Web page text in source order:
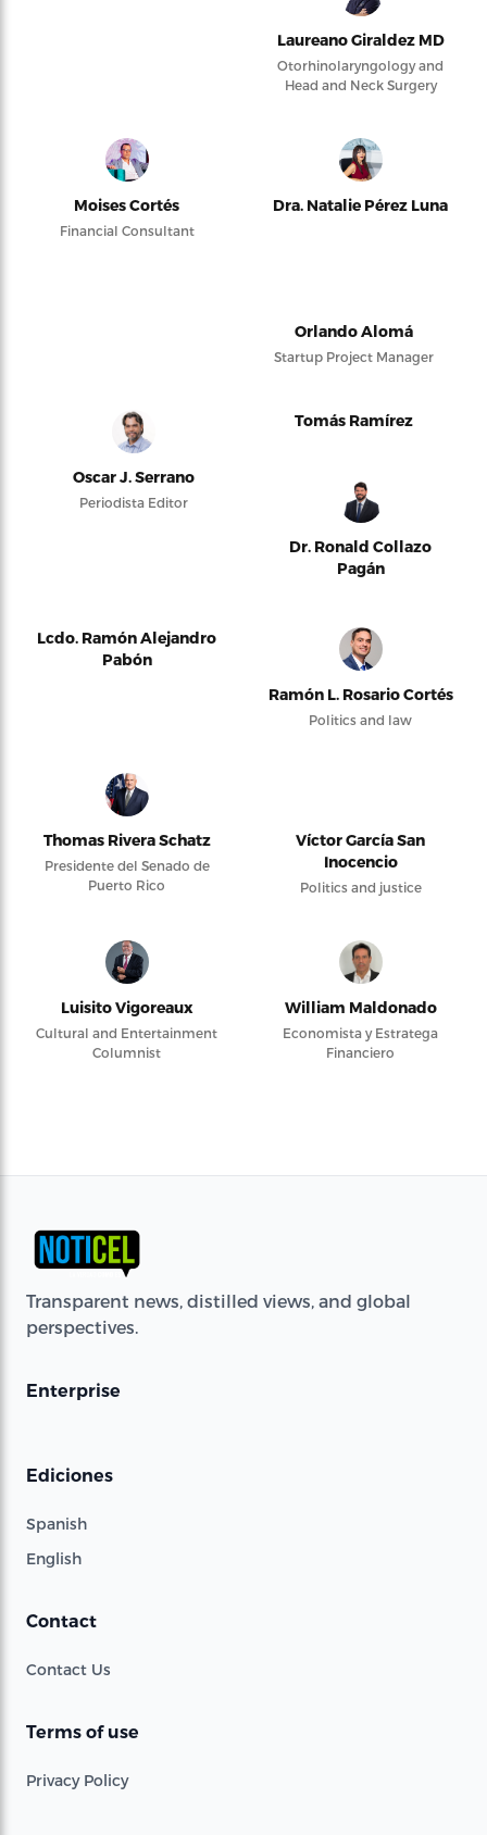
Laureano Giraldez MD
Otorhinolaryngology and
Head and Neck Surgery
Moises Cortés
Financial Consultant
Dra. Natalie Pérez Luna
Orlando Alomá
Startup Project Manager
Oscar J. Serrano
Periodista Editor
Tomás Ramírez
Dr. Ronald Collazo
Pagán
Lcdo. Ramón Alejandro
Pabón
Ramón L. Rosario Cortés
Politics and law
Thomas Rivera Schatz
Presidente del Senado de
Puerto Rico
Víctor García San
Inocencio
Politics and justice
Luisito Vigoreaux
Cultural and Entertainment
Columnist
William Maldonado
Economista y Estratega
Financiero
Transparent news, distilled views, and global
perspectives.
Enterprise
Ediciones
Spanish
English
Contact
Contact Us
Terms of use
Privacy Policy